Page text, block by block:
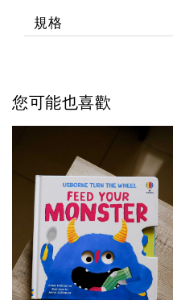
規格
您可能也喜歡